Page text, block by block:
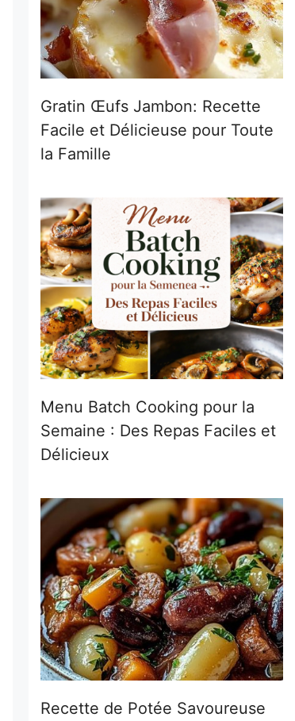
Gratin Œufs Jambon: Recette
Facile et Délicieuse pour Toute
la Famille
Menu Batch Cooking pour la
Semaine : Des Repas Faciles et
Délicieux
Recette de Potée Savoureuse